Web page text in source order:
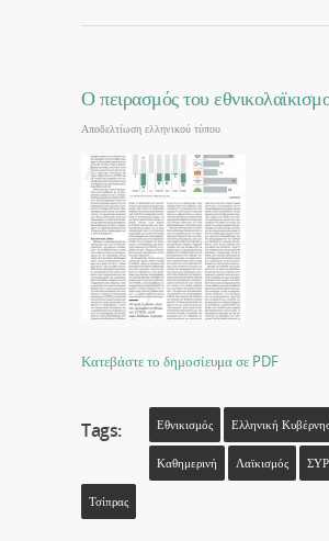
Ο πειρασμός του
Αποδελτίωση ελληνικού τύπου
Κατεβάστε το δημοσίευμα σε PDF
Tags: Εθνικισμός Ελληνική
Καθημερινή Λαϊκισμός
Τσίπρας